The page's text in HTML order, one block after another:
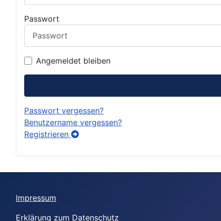
Passwort
Angemeldet bleiben
Passwort vergessen?
Benutzername vergessen?
Registrieren
Impressum
Erklärung zum Datenschutz